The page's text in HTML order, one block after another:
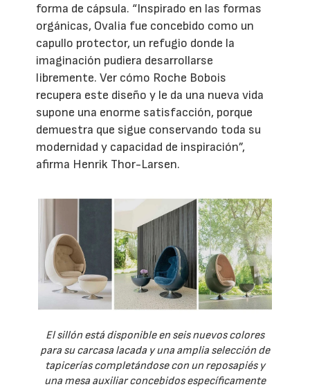
forma de cápsula. “Inspirado en las formas
orgánicas, Ovalia fue concebido como un
capullo protector, un refugio donde la
imaginación pudiera desarrollarse
libremente. Ver cómo Roche Bobois
recupera este diseño y le da una nueva vida
supone una enorme satisfacción, porque
demuestra que sigue conservando toda su
modernidad y capacidad de inspiración”,
afirma Henrik Thor-Larsen.
El sillón está disponible en seis nuevos colores
para su carcasa lacada y una amplia selección de
tapicerías completándose con un reposapiés y
una mesa auxiliar concebidos específicamente